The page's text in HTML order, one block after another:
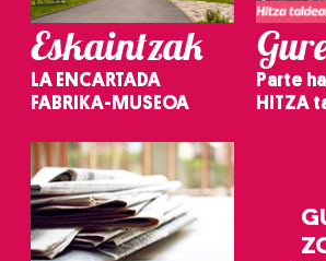
Eskaintzak
LA ENCARTADA
FABRIKA-MUSEOA
Parte
HITZA